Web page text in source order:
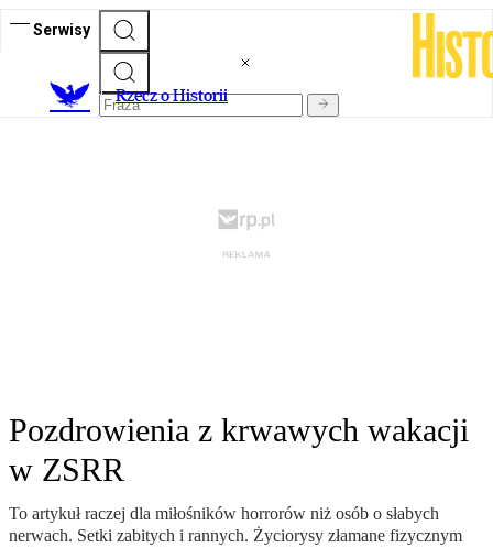
Serwisy
Rzecz o Historii
Pozdrowienia z krwawych wakacji
w ZSRR
To artykuł raczej dla miłośników horrorów niż osób o słabych
nerwach. Setki zabitych i rannych. Życiorysy złamane fizycznym